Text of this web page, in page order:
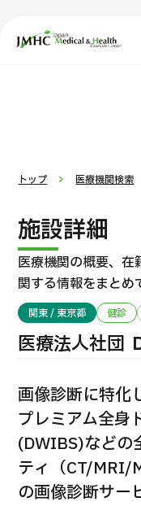
ジャパン・メディカル＆
国際セカンドオピニオ
2026.01.12
トップ 医療機関検索
施設詳細
医療機関の概要、在
関する情報をまとめ
関東 / 東京都 健診
医療法人社団
画像診断に特化
プレミアム全身
(DWIBS)などの
ティ（CT/MRI/
の画像診断サー